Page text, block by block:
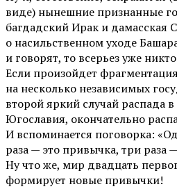
виде) нынешние признанные
багдадский Ирак и дамасская
о насильственном уходе
и говорят, то всерьез уже
Если произойдет
на несколько независимых
второй яркий случай распада
Югославия, окончательно
И вспоминается поговорка:
раза — это привычка, три раза
Ну что же, мир двадцать
формирует новые привычки!